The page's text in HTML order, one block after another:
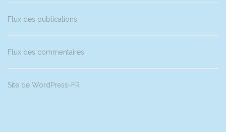
Flux des publications
Flux des commentaires
Site de WordPress-FR